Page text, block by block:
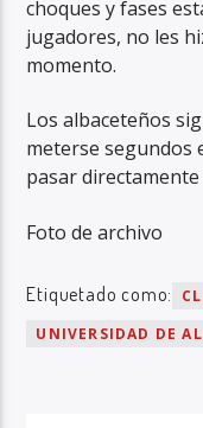
choques y fases
jugadores, no les
momento.
Los albaceteños
meterse segundos
pasar
Foto de archivo
Etiquetado como:
UNIVERSIDAD DE